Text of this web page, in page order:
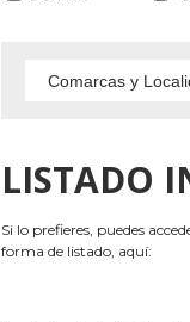
LISTADO
Si lo prefieres, puedes
forma de listado, aquí: